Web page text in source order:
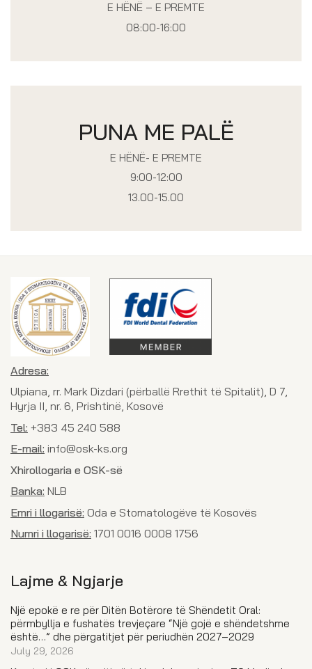
E HËNË – E PREMTE
08:00-16:00
PUNA ME PALË
E HËNË- E PREMTE
9:00-12:00
13.00-15.00
Adresa:
Ulpiana, rr. Mark Dizdari (përballë Rrethit të Spitalit), D 7,
Hyrja II, nr. 6, Prishtinë, Kosovë
Tel: +383 45 240 588
E-mail: info@osk-ks.org
Xhirollogaria e OSK-së
Banka: NLB
Emri i llogarisë: Oda e Stomatologëve të Kosovës
Numri i llogarisë: 1701 0016 0008 1756
Lajme & Ngjarje
Një epokë e re për Ditën Botërore të Shëndetit Oral:
përmbyllja e fushatës trevjeçare “Një gojë e shëndetshme
është…” dhe përgatitjet për periudhën 2027–2029
July 29, 2026